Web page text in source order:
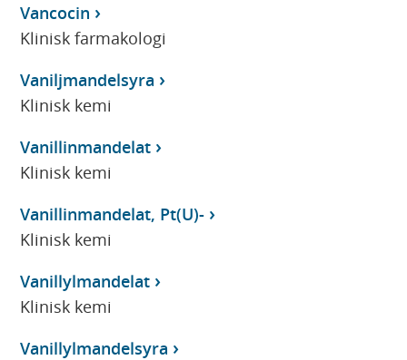
Vancocin
Klinisk farmakologi
Vaniljmandelsyra
Klinisk kemi
Vanillinmandelat
Klinisk kemi
Vanillinmandelat, Pt(U)-
Klinisk kemi
Vanillylmandelat
Klinisk kemi
Vanillylmandelsyra